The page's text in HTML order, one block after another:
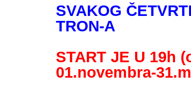
SVAKOG
TRON-A
START JE U 19h
01.novembra-